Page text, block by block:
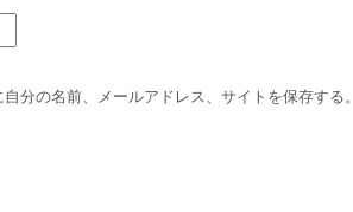
分の名前、メールアドレス、サイトを保存する。